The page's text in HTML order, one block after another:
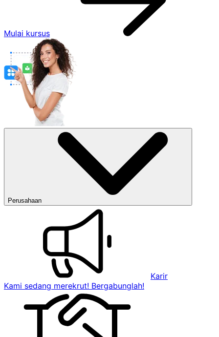
Mulai kursus
Perusahaan
Karir
Kami sedang merekrut! Bergabunglah!